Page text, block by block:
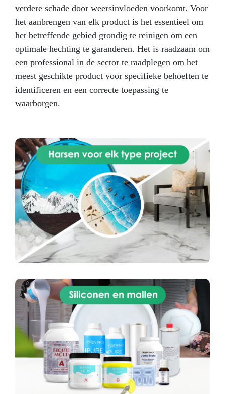
Kan ik nadien schilderen? Ja, dit product
fungeert als primer en verbetert de
verfhechting.
Perfect voor Mechanische
werkplaatsen & carrosseriebedrijven Industrieel
onderhoud Metaalbewerkers & smeden
Restauratie van voertuigen en metalen
constructies
verdere schade door weersinvloeden voorkomt. Voor
het aanbrengen van elk product is het essentieel om
het betreffende gebied grondig te reinigen om een
optimale hechting te garanderen. Het is raadzaam om
een professional in de sector te raadplegen om het
meest geschikte product voor specifieke behoeften te
identificeren en een correcte toepassing te
waarborgen.